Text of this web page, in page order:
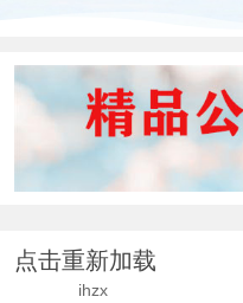
点击重新加载
ihzx